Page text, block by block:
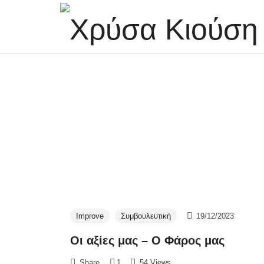
Χρύσα Κιούση
Improve Συμβουλευτική 19/12/2023
Οι αξίες μας – Ο Φάρος μας